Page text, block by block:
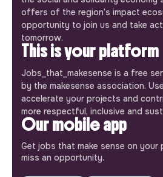
offers of the region’s impact
opportunity to join us and take
tomorrow.
This is your platform
Jobs_that_makesense is a free
by the makesense association.
accelerate your projects and
more respectful, inclusive and
Our mobile app
Get jobs that make sense on your
miss an opportunity.